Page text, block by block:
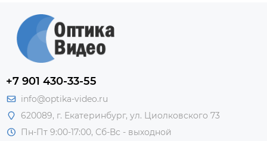
+7 901 430-33-55
info@optika-video.ru
620089, г. Екатеринбург, ул. Циолковского 73
Пн-Пт 9:00-17:00, Сб-Вс - выходной